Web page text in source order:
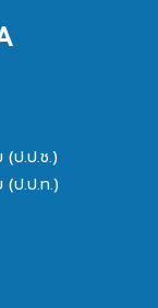
(ป.ป.ช.)
(ป.ป.ท.)